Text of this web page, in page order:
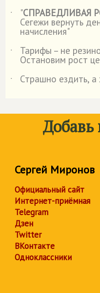
˙
"СПРАВЕДЛИВАЯ
Сегежи вернуть
начисления"
˙
Тарифы – не
Остановим рост
˙
Страшно ездить,
Добавь
Сергей Миронов
Официальный сайт
Интернет-приёмная
Telegram
Дзен
Twitter
ВКонтакте
Одноклассники